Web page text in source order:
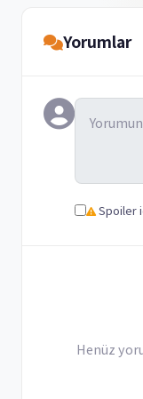
Yorumlar
Spoiler
Henüz